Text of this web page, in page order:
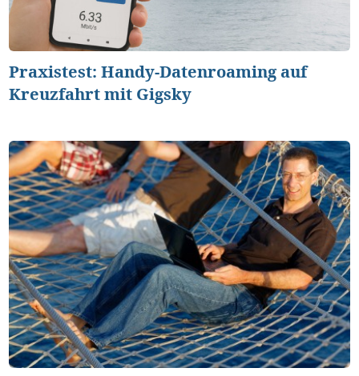
Praxistest: Handy-Datenroaming auf
Kreuzfahrt mit Gigsky